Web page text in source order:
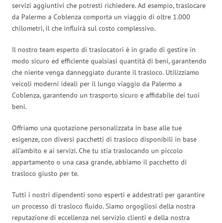
servizi aggiuntivi che potresti richiedere. Ad esempio, traslocare
da Palermo a Coblenza comporta un viaggio di oltre 1.000
chilometri, il che influirà sul costo complessivo.
Il nostro team esperto di traslocatori è in grado di gestire in
modo sicuro ed efficiente qualsiasi quantità di beni, garantendo
che niente venga danneggiato durante il trasloco. Utilizziamo
veicoli moderni ideali per il lungo viaggio da Palermo a
Coblenza, garantendo un trasporto sicuro e affidabile dei tuoi
beni.
Offriamo una quotazione personalizzata in base alle tue
esigenze, con diversi pacchetti di trasloco disponibili in base
all’ambito e ai servizi. Che tu stia traslocando un piccolo
appartamento o una casa grande, abbiamo il pacchetto di
trasloco giusto per te.
Tutti i nostri dipendenti sono esperti e addestrati per garantire
un processo di trasloco fluido. Siamo orgogliosi della nostra
reputazione di eccellenza nel servizio clienti e della nostra